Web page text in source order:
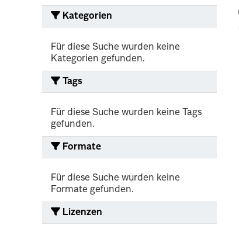
Kategorien
Für diese Suche wurden keine
Kategorien gefunden.
Tags
Für diese Suche wurden keine Tags
gefunden.
Formate
Für diese Suche wurden keine
Formate gefunden.
Lizenzen